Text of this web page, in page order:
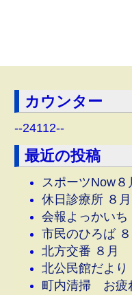
カウンター
--24112--
最近の投稿
スポーツNow８
休日診療所 ８月
会報よっかいち
市民のひろば ８
北方交番 ８月
北公民館だより
町内清掃 お疲